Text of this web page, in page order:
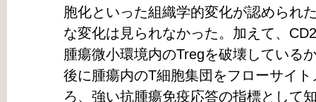
胞化といった組織学的変化が認められ
な変化は見られなかった。加えて、
腫瘍微小環境内のTregを破壊している
後に腫瘍内のT細胞集団をフローサイ
ろ、強い抗腫瘍免疫応答の指標として